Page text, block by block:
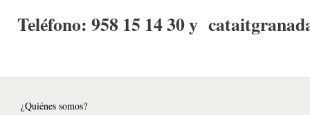
Teléfono: 958 15 14 30 y
¿Quiénes somos?